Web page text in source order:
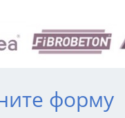
форму